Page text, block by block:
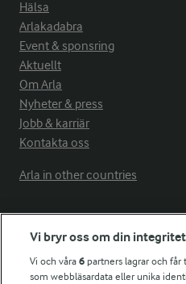
Hälsa
Arlakadabra
Event & sponsring
Aktuellt
Om Arla
Nyheter & press
Jobb & karriär
Kontakta oss
Arla in other countries
Fler Arlasajter
För ägare
Vi bryr oss om din integritet
Vi och våra6 partners lagrar och
som webbläsardata eller unika